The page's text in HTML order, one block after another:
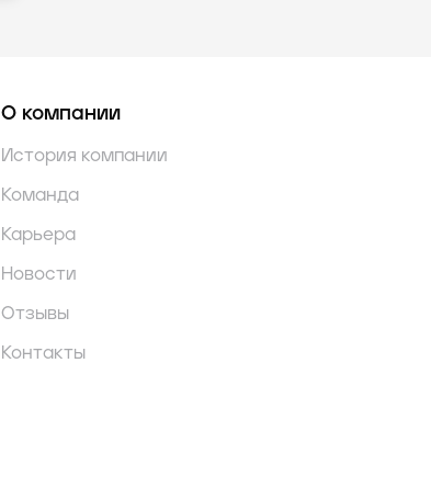
О компании
История компании
Команда
Карьера
Новости
Отзывы
Контакты